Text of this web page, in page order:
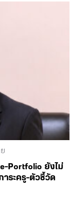
e-Portfolio ยังไม่
าระครู-ตัวชี้วัด